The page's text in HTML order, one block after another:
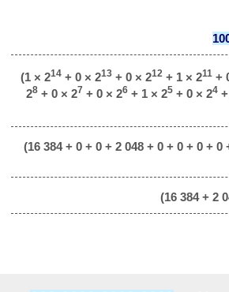
(1 × 214+ 0 × 213+ 0 × 212+ 1 × 211+
28+ 0 × 27 + 0 × 26+ 1 × 25+ 0 × 24+
(16 384 + 0 + 0 + 2 048 + 0 + 0 + 0 + 0
(16 384 + 2